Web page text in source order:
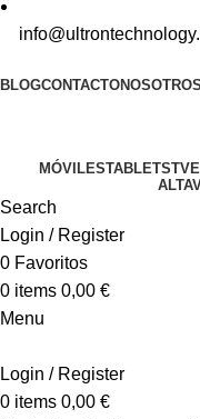
BLOGCONTACTONOSOTROS
MÓVILESTABLETSTV
Search
Login / Register
0 Favoritos
0 items 0,00 €
Menu
Login / Register
0 items 0,00 €